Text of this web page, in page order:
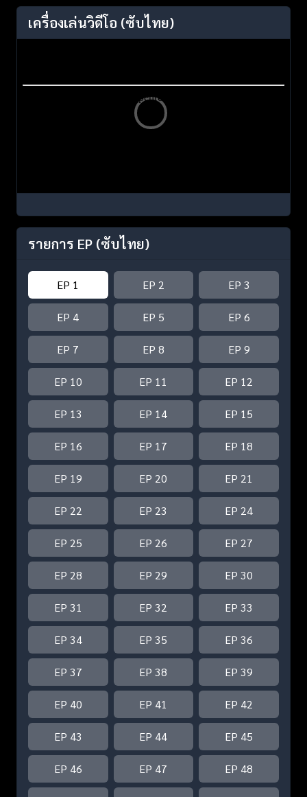
เครื่องเล่นวิดีโอ (ซับไทย)
รายการ EP (ซับไทย)
EP 1 EP 2 EP 3
EP 4 EP 5 EP 6
EP 7 EP 8 EP 9
EP 10 EP 11 EP 12
EP 13 EP 14 EP 15
EP 16 EP 17 EP 18
EP 19 EP 20 EP 21
EP 22 EP 23 EP 24
EP 25 EP 26 EP 27
EP 28 EP 29 EP 30
EP 31 EP 32 EP 33
EP 34 EP 35 EP 36
EP 37 EP 38 EP 39
EP 40 EP 41 EP 42
EP 43 EP 44 EP 45
EP 46 EP 47 EP 48